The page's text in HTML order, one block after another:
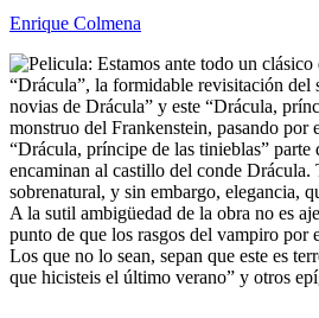
Enrique Colmena
Estamos ante todo un
“Drácula”, la formidable revisitación del
novias de Drácula” y este “Drácula,
monstruo del Frankenstein, pasando por
“Drácula, príncipe de las tinieblas” parte
encaminan al castillo del conde Drácula.
sobrenatural, y sin embargo, elegancia,
A la sutil ambigüedad de la obra no es
punto de que los rasgos del vampiro por
Los que no lo sean, sepan que este es
que hicisteis el último verano” y otros